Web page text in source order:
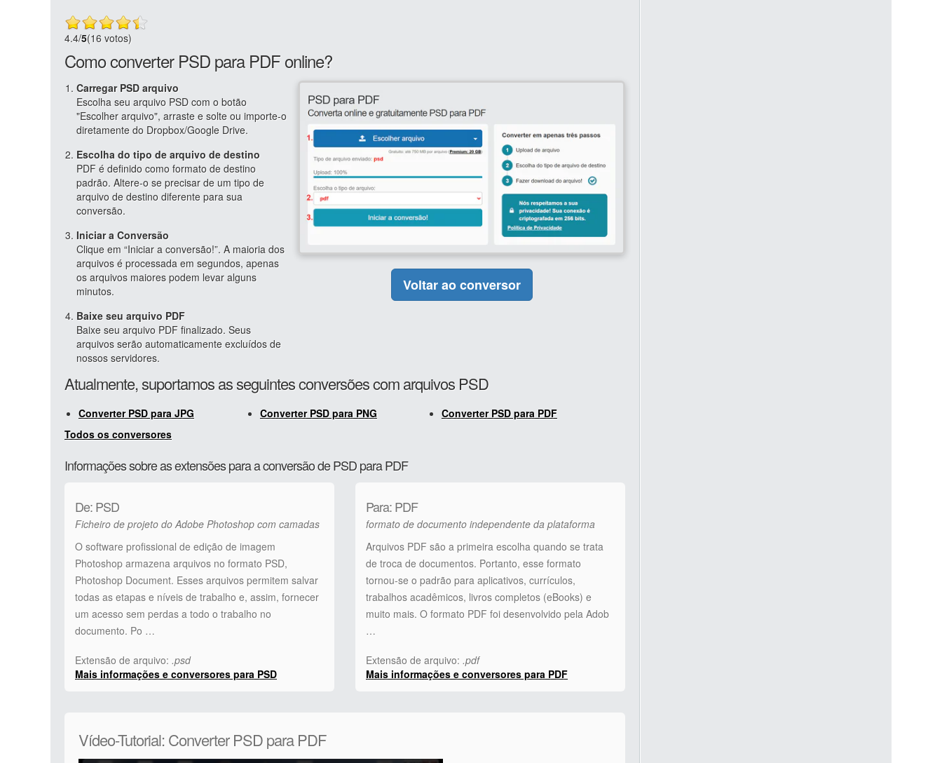
4.4/5(16 votos)
Como converter PSD para PDF online?
Carregar PSD arquivo
Escolha seu arquivo PSD com o botão
"Escolher arquivo", arraste e solte ou importe-o
diretamente do Dropbox/Google Drive.
Escolha do tipo de arquivo de destino
PDF é definido como formato de destino
padrão. Altere-o se precisar de um tipo de
arquivo de destino diferente para sua
conversão.
Iniciar a Conversão
Clique em “Iniciar a conversão!”. A maioria dos
arquivos é processada em segundos, apenas
os arquivos maiores podem levar alguns
minutos.
Baixe seu arquivo PDF
Baixe seu arquivo PDF finalizado. Seus
arquivos serão automaticamente excluídos de
nossos servidores.
Voltar ao conversor
Atualmente, suportamos as seguintes conversões com arquivos PSD
Converter PSD para JPG Converter PSD para PNG
Converter PSD para PDF
Todos os conversores
Informações sobre as extensões para a conversão de PSD para PDF
De: PSD
Ficheiro de projeto do Adobe Photoshop com camadas
O software profissional de edição de imagem
Photoshop armazena arquivos no formato PSD,
Photoshop Document. Esses arquivos permitem salvar
todas as etapas e níveis de trabalho e, assim, fornecer
um acesso sem perdas a todo o trabalho no
documento. Po …
Extensão de arquivo: .psd
Mais informações e conversores para PSD
Para: PDF
formato de documento independente da plataforma
Arquivos PDF são a primeira escolha quando se trata
de troca de documentos. Portanto, esse formato
tornou-se o padrão para aplicativos, currículos,
trabalhos acadêmicos, livros completos (eBooks) e
muito mais. O formato PDF foi desenvolvido pela Adob
…
Extensão de arquivo: .pdf
Mais informações e conversores para PDF
Vídeo-Tutorial: Converter PSD para PDF